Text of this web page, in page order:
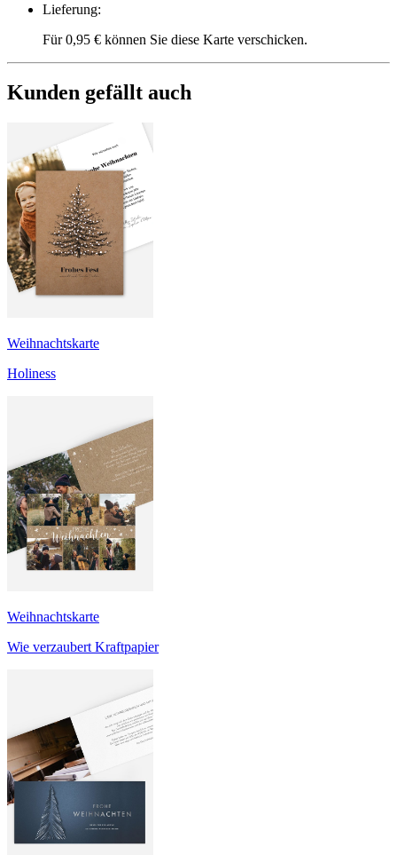
Lieferung:
Für 0,95 € können Sie diese Karte verschicken.
Kunden gefällt auch
Weihnachtskarte
Holiness
Weihnachtskarte
Wie verzaubert Kraftpapier